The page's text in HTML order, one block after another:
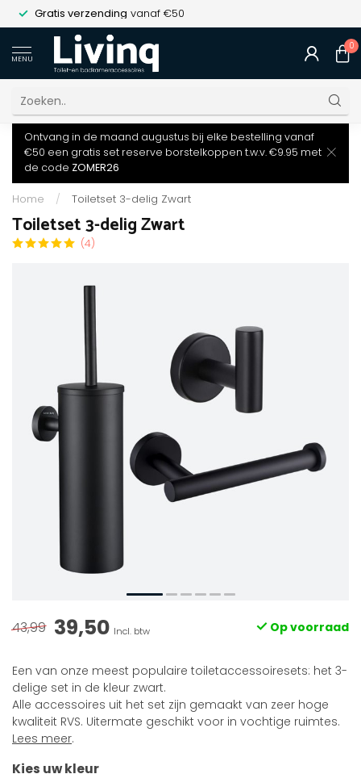
Gratis verzending vanaf €50
MENU
0
Ontvang in de maand augustus bij elke bestelling vanaf
€50 een gratis set reserve borstelkoppen t.w.v. €9.95 met
de code ZOMER26
Home / Toiletset 3-delig Zwart
Toiletset 3-delig Zwart
(4)
43,99 39,50 Incl. btw Op voorraad
Een van onze meest populaire toiletaccessoiresets: het 3-
delige set in de kleur zwart.
Alle accessoires uit het set zijn gemaakt van zeer hoge
kwaliteit RVS. Uitermate geschikt voor in vochtige ruimtes.
Lees meer.
Kies uw kleur